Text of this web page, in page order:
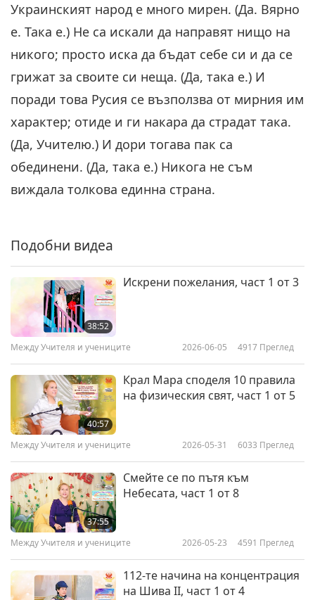
Между Учителя и учениците 2022-04-28 6184 Преглед
Големите сили не спазиха
своето обещание към
Украйна, част 5 от 5
Между Учителя и учениците 5246
Украинският народ е много мирен. (Да. Вярно
е. Така е.) Не са искали да направят нищо на
никого; просто иска да бъдат себе си и да се
грижат за своите си неща. (Да, така е.) И
поради това Русия се възползва от мирния им
характер; отиде и ги накара да страдат така.
(Да, Учителю.) И дори тогава пак са
обединени. (Да, така е.) Никога не съм
виждала толкова единна страна.
Подобни видеа
38:52
Искрени пожелания, част 1 от 3
Между Учителя и учениците 2026-06-05 4917 Преглед
40:57
Крал Мара споделя 10 правила
на физическия свят, част 1 от 5
Между Учителя и учениците 2026-05-31 6033 Преглед
37:55
Смейте се по пътя към
Небесата, част 1 от 8
Между Учителя и учениците 2026-05-23 4591 Преглед
112-те начина на концентрация
на Шива II, част 1 от 4